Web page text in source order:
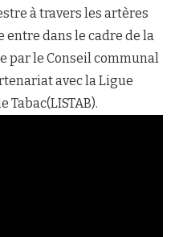
à travers les artères
entre dans le cadre de la
par le Conseil communal
avec la Ligue
Tabac(LISTAB).